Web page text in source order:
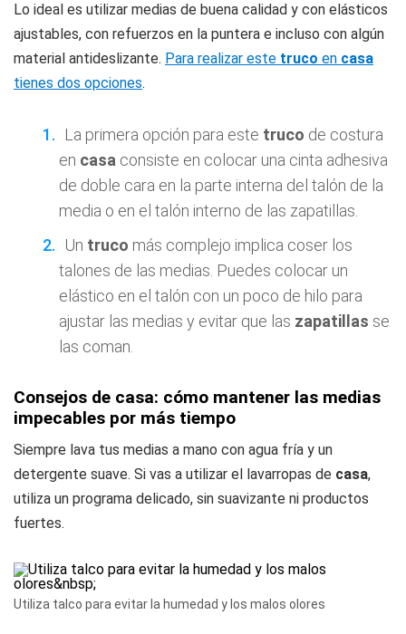
Lo ideal es utilizar medias de buena calidad y con elásticos
ajustables, con refuerzos en la puntera e incluso con algún
material antideslizante. Para realizar este truco en casa
tienes dos opciones.
La primera opción para este truco de costura
en casa consiste en colocar una cinta adhesiva
de doble cara en la parte interna del talón de la
media o en el talón interno de las zapatillas.
Un truco más complejo implica coser los
talones de las medias. Puedes colocar un
elástico en el talón con un poco de hilo para
ajustar las medias y evitar que las zapatillas se
las coman.
Consejos de casa: cómo mantener las medias
impecables por más tiempo
Siempre lava tus medias a mano con agua fría y un
detergente suave. Si vas a utilizar el lavarropas de casa,
utiliza un programa delicado, sin suavizante ni productos
fuertes.
Utiliza talco para evitar la humedad y los malos olores